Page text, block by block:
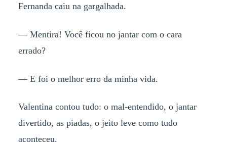
Fernanda caiu na gargalhada.
— Mentira! Você ficou no jantar com o cara
errado?
— E foi o melhor erro da minha vida.
Valentina contou tudo: o mal-entendido, o jantar
divertido, as piadas, o jeito leve como tudo
aconteceu.